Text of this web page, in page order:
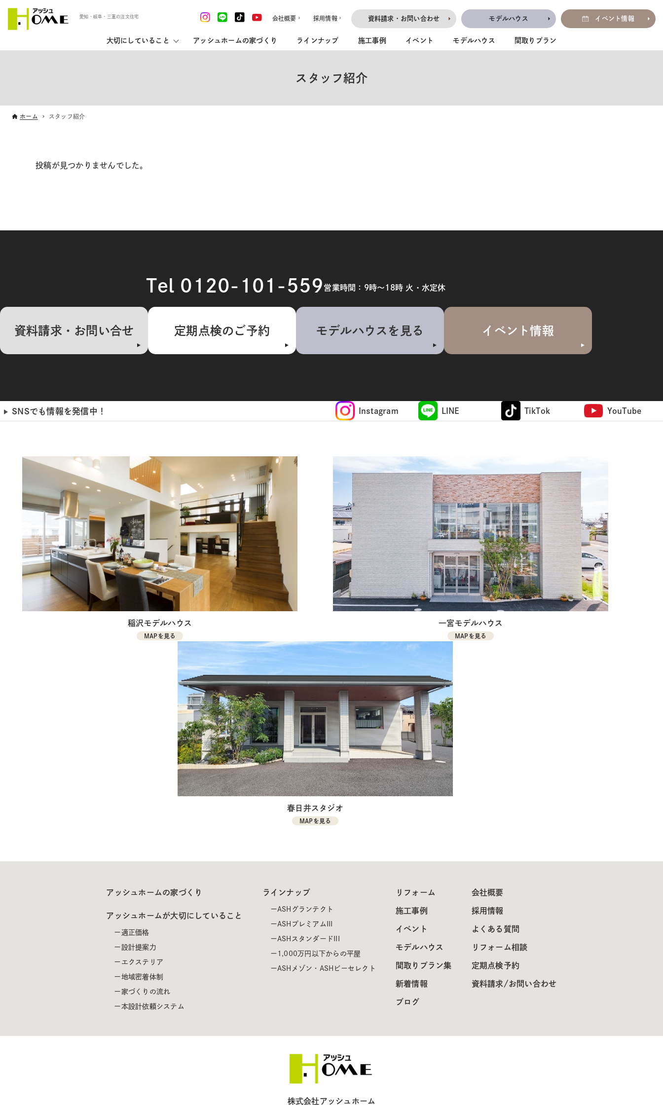
愛知・岐阜・三重の注文住宅 会社概要 採用情報 資料請求・お問い合わせ モデルハウス イベント情報
大切にしていること アッシュホームの家づくり ラインナップ 施工事例 イベント モデルハウス 間取りプラン
スタッフ紹介
ホーム スタッフ紹介
投稿が見つかりませんでした。
Tel 0120-101-559 営業時間：9時～18時 火・水定休
資料請求・お問い合せ 定期点検のご予約 モデルハウスを見る イベント情報
SNSでも情報を発信中！ Instagram LINE TikTok YouTube
稲沢モデルハウス
MAPを見る
一宮モデルハウス
MAPを見る
春日井スタジオ
MAPを見る
アッシュホームの家づくり
アッシュホームが大切にしていること
適正価格
設計提案力
エクステリア
地域密着体制
家づくりの流れ
本設計依頼システム
ラインナップ
ASHグランテクト
ASHプレミアムIII
ASHスタンダードIII
1,000万円以下からの平屋
ASHメゾン・ASHビーセレクト
リフォーム
施工事例
イベント
モデルハウス
間取りプラン集
新着情報
ブログ
会社概要
採用情報
よくある質問
リフォーム相談
定期点検予約
資料請求/お問い合わせ
株式会社アッシュホーム